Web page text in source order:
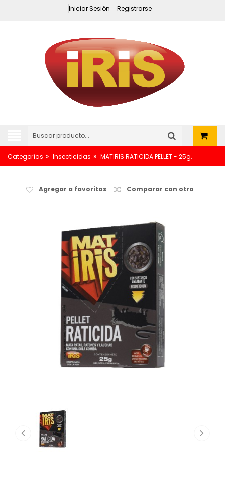
Iniciar Sesión Registrarse
Categorías » Insecticidas » MATIRIS RATICIDA PELLET - 25g.
Agregar a favoritos Comparar con otro